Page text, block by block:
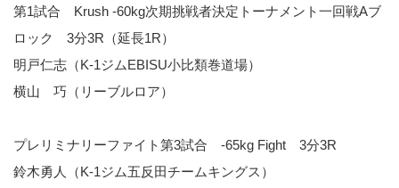
第1試合 Krush -60kg次期挑戦者決定トーナメント一回戦Aブ
ロック 3分3R（延長1R）
明戸仁志（K-1ジムEBISU小比類巻道場）
横山 巧（リーブルロア）
プレリミナリーファイト第3試合 -65kg Fight 3分3R
鈴木勇人（K-1ジム五反田チームキングス）